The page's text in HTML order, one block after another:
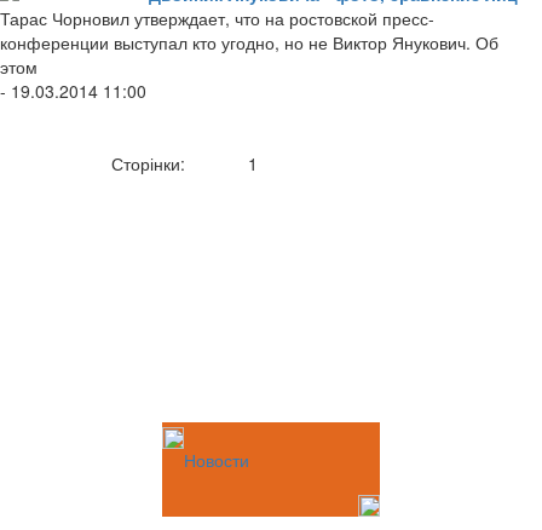
Тарас Чорновил утверждает, что на ростовской пресс-
конференции выступал кто угодно, но не Виктор Янукович. Об
этом
- 19.03.2014 11:00
Сторінки: 1
Новости